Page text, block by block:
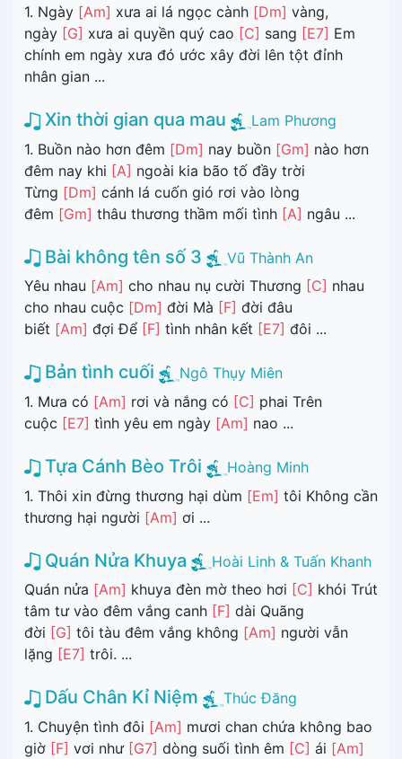
1. Ngày [Am] xưa ai lá ngọc cành [Dm] vàng,
ngày [G] xưa ai quyền quý cao [C] sang [E7] Em
chính em ngày xưa đó ước xây đời lên tột đỉnh
nhân gian ...
Xin thời gian qua mau
Lam Phương
1. Buồn nào hơn đêm [Dm] nay buồn [Gm] nào hơn
đêm nay khi [A] ngoài kia bão tố đầy trời
Từng [Dm] cánh lá cuốn gió rơi vào lòng
đêm [Gm] thâu thương thầm mối tình [A] ngâu ...
Bài không tên số 3
Vũ Thành An
Yêu nhau [Am] cho nhau nụ cười Thương [C] nhau
cho nhau cuộc [Dm] đời Mà [F] đời đâu
biết [Am] đợi Để [F] tình nhân kết [E7] đôi ...
Bản tình cuối
Ngô Thụy Miên
1. Mưa có [Am] rơi và nắng có [C] phai Trên
cuộc [E7] tình yêu em ngày [Am] nao ...
Tựa Cánh Bèo Trôi
Hoàng Minh
1. Thôi xin đừng thương hại dùm [Em] tôi Không cần
thương hại người [Am] ơi ...
Quán Nửa Khuya
Hoài Linh & Tuấn Khanh
Quán nửa [Am] khuya đèn mờ theo hơi [C] khói Trút
tâm tư vào đêm vắng canh [F] dài Quãng
đời [G] tôi tàu đêm vắng không [Am] người vẫn
lặng [E7] trôi. ...
Dấu Chân Kỉ Niệm
Thúc Đăng
1. Chuyện tình đôi [Am] mươi chan chứa không bao
giờ [F] vơi như [G7] dòng suối tình êm [C] ái [Am]